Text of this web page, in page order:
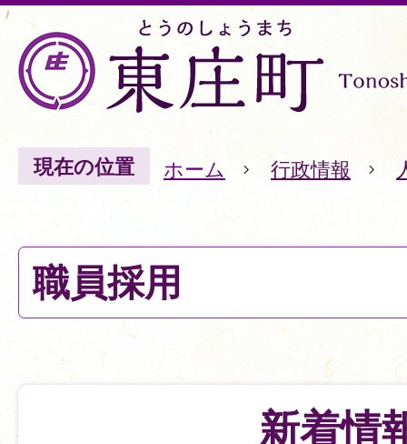
現在の位置 ホーム 行政情報
職員採用
新着情